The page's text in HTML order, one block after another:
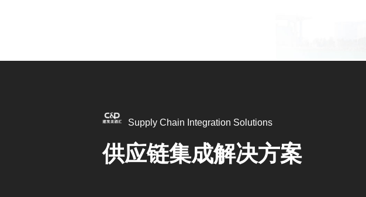
Supply Chain Integration Solutions
供应链集成解决方案